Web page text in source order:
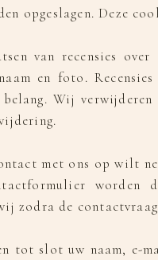
opgeslagen. Deze
van recensies
en foto.
belang. Wij
met ons op wilt
worden
zodra de
tot slot uw naam, e-